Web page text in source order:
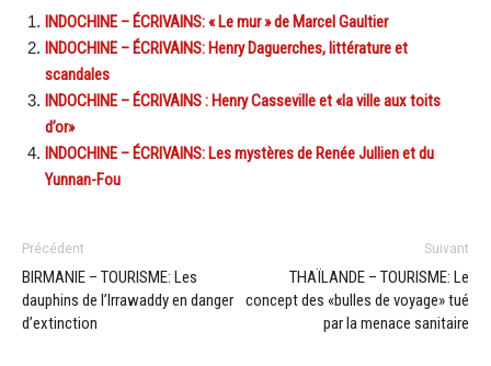
INDOCHINE – ÉCRIVAINS: « Le mur » de Marcel Gaultier
INDOCHINE – ÉCRIVAINS: Henry Daguerches, littérature et
scandales
INDOCHINE – ÉCRIVAINS : Henry Casseville et «la ville aux toits
d’or»
INDOCHINE – ÉCRIVAINS: Les mystères de Renée Jullien et du
Yunnan-Fou
Précédent
BIRMANIE – TOURISME: Les
dauphins de l’Irrawaddy en danger
d’extinction
Suivant
THAÏLANDE – TOURISME: Le
concept des «bulles de voyage» tué
par la menace sanitaire